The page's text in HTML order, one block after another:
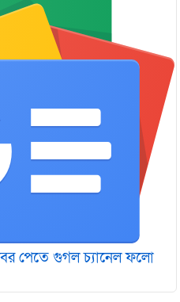
পেতে গুগল চ‌্যানেল ফলো